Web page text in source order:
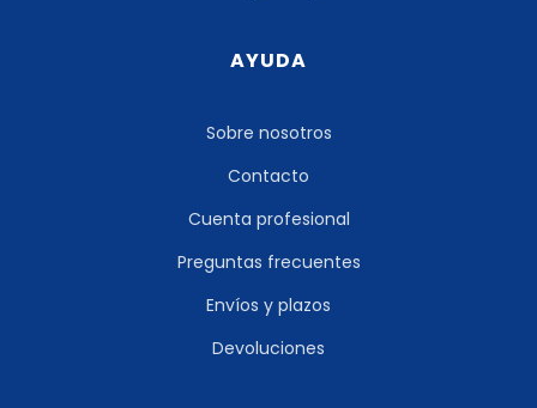
AYUDA
Sobre nosotros
Contacto
Cuenta profesional
Preguntas frecuentes
Envíos y plazos
Devoluciones